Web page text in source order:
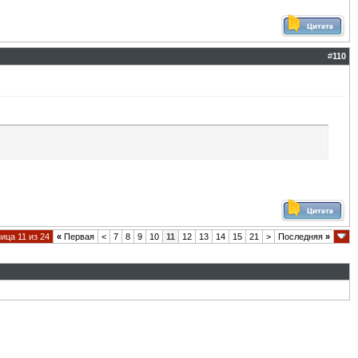
#110
11 из 24 « Первая < 7 8 9 10 11 12 13 14 15 21 > Последняя »